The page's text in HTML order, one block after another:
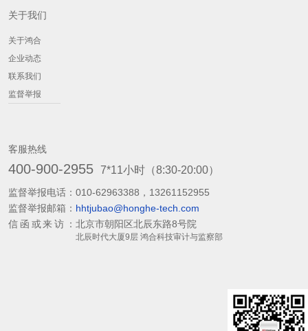
关于我们
关于鸿合
企业动态
联系我们
监督举报
客服热线
400-900-2955 7*11小时（8:30-20:00）
监督举报电话： 010-62963388，13261152955
监督举报邮箱： hhtjubao@honghe-tech.com
信函或来访： 北京市朝阳区北辰东路8号院
北辰时代大厦9层 鸿合科技审计与监察部